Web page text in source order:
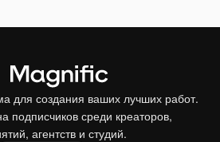
для создания ваших лучших работ.
подписчиков среди креаторов,
агентств и студий.